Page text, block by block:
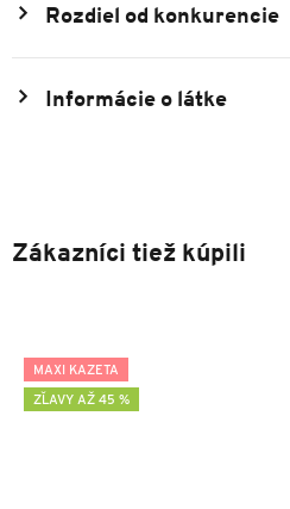
Rozdiel od konkurencie
Informácie o látke
Zákazníci tiež kúpili
MAXI KAZETA
ZĽAVY AŽ 45 %